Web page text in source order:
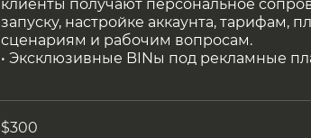
клиенты получают персональное
запуску, настройке аккаунта, тарифам,
сценариям и рабочим вопросам.
• Эксклюзивные BINы под рекламные
$300